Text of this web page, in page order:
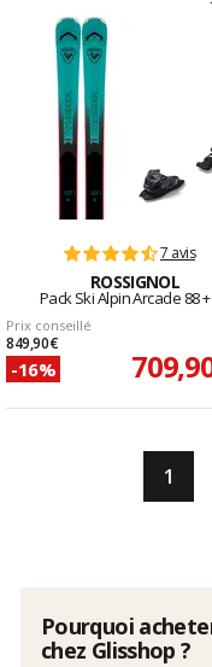
7 avis
ROSSIGNOL
Pack Ski Alpin Arcade 88 +
Prix conseillé
849,90 €
-16%
1
Pourquoi
chez Glisshop ?